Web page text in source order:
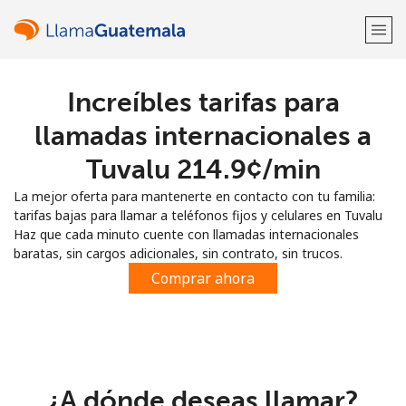
¡Bienvenido!
Regístrate con
Increíbles tarifas para
llamadas internacionales a
Tuvalu ⁦214.9¢⁩/min
La mejor oferta para mantenerte en contacto con tu familia:
tarifas bajas para llamar a teléfonos fijos y celulares en Tuvalu
Haz que cada minuto cuente con llamadas internacionales
baratas, sin cargos adicionales, sin contrato, sin trucos.
Comprar ahora